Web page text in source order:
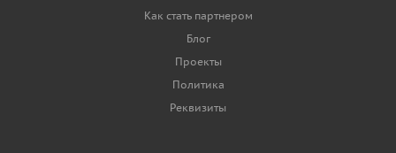
Как стать партнером
Блог
Проекты
Политика
Реквизиты